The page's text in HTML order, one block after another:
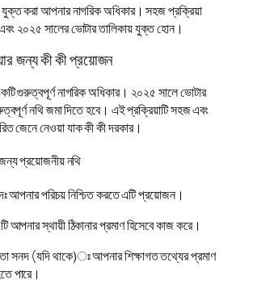
যুক্ত করা আপনার নাগরিক অধিকার। সহজ প্রক্রিয়া
২০২৫ সালের ভোটার তালিকায় যুক্ত হোন।
জন্য কী কী প্রয়োজন
গুরুত্বপূর্ণ নাগরিক অধিকার। ২০২৫ সালে ভোটার
নথি জমা দিতে হবে। এই প্রক্রিয়াটি সহজ এবং
জেনে নেওয়া যাক কী কী দরকার।
প্রয়োজনীয় নথি
আপনার পরিচয় নিশ্চিত করতে এটি প্রয়োজন।
আপনার স্থায়ী ঠিকানার প্রমাণ হিসেবে কাজ করে।
সনদ (যদি থাকে)ঃ আপনার শিক্ষাগত তথ্যের প্রমাণ
পারে।